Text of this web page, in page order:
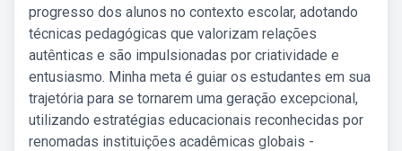
progresso dos alunos no contexto escolar, adotando
técnicas pedagógicas que valorizam relações
autênticas e são impulsionadas por criatividade e
entusiasmo. Minha meta é guiar os estudantes em sua
trajetória para se tornarem uma geração excepcional,
utilizando estratégias educacionais reconhecidas por
renomadas instituições acadêmicas globais -